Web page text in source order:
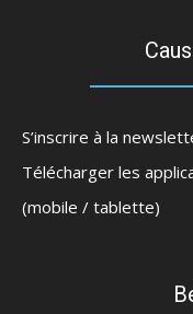
S’inscrire à la
Télécharger les
(mobile / tablette)